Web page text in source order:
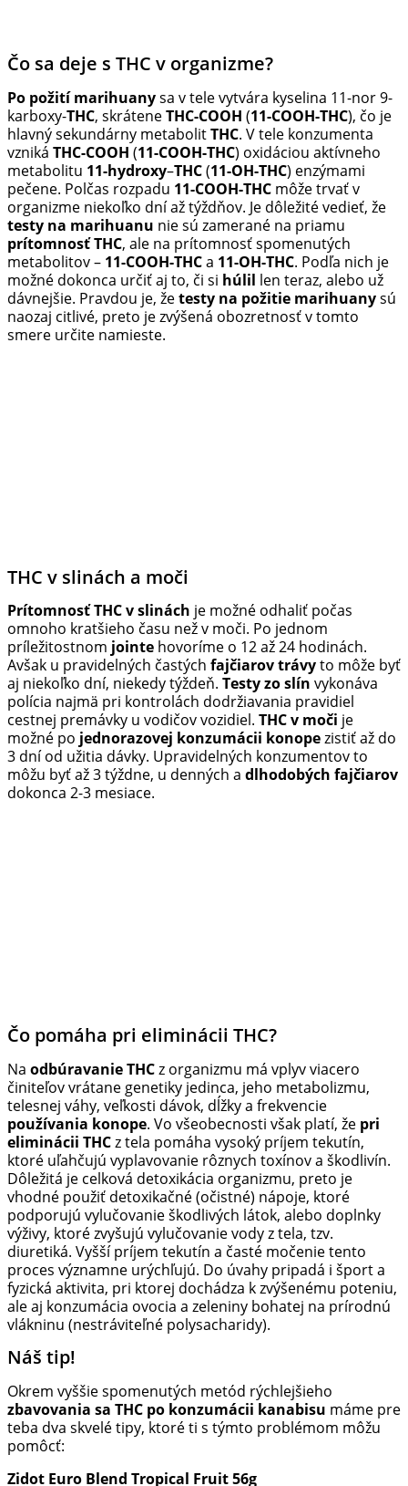
Čo sa deje s THC v organizme?
Po požití marihuanysa v tele vytvára kyselina 11-nor 9-
karboxy-THC, skráteneTHC-COOH (11-COOH-THC), čo je
hlavný sekundárny metabolitTHC. V tele konzumenta
vzniká THC-COOH (11-COOH-THC) oxidáciou aktívneho
metabolitu 11-hydroxy–THC(11-OH-THC) enzýmami
pečene. Polčas rozpadu 11-COOH-THC môže trvať v
organizme niekoľko dní až týždňov. Je dôležité vedieť, že
testy na marihuanu nie sú zamerané na priamu
prítomnosť THC, ale na prítomnosť spomenutých
metabolitov – 11-COOH-THCa 11-OH-THC. Podľa nich je
možné dokonca určiť aj to, či si húlil len teraz, alebo už
dávnejšie. Pravdou je, žetesty na požitie marihuanysú
naozaj citlivé, preto je zvýšená obozretnosť v tomto
smere určite namieste.
THC v slinách a moči
Prítomnosť THC v slinách je možné odhaliť počas
omnoho kratšieho času než v moči. Po jednom
príležitostnom jointe hovoríme o 12 až 24 hodinách.
Avšak u pravidelných častých fajčiarov trávyto môže byť
aj niekoľko dní, niekedy týždeň. Testy zo slín vykonáva
polícia najmä pri kontrolách dodržiavania pravidiel
cestnej premávky u vodičov vozidiel. THC v moči je
možné po jednorazovej konzumácii konopezistiť až do
3 dní od užitia dávky. Upravidelných konzumentov to
môžu byť až 3 týždne, u denných a dlhodobých fajčiarov
dokonca 2-3 mesiace.
Čo pomáha pri eliminácii THC?
Na odbúravanie THCz organizmu má vplyv viacero
činiteľov vrátane genetiky jedinca, jeho metabolizmu,
telesnej váhy, veľkosti dávok, dĺžky a frekvencie
používania konope. Vo všeobecnosti však platí, že pri
eliminácii THCz tela pomáha vysoký príjem tekutín,
ktoré uľahčujú vyplavovanie rôznych toxínov a škodlivín.
Dôležitá je celková detoxikácia organizmu, preto je
vhodné použiť detoxikačné (očistné) nápoje, ktoré
podporujú vylučovanie škodlivých látok, alebo doplnky
výživy, ktoré zvyšujú vylučovanie vody z tela, tzv.
diuretiká. Vyšší príjem tekutín a časté močenie tento
proces významne urýchľujú. Do úvahy pripadá i šport a
fyzická aktivita, pri ktorej dochádza k zvýšenému poteniu,
ale aj konzumácia ovocia a zeleniny bohatej na prírodnú
vlákninu (nestráviteľné polysacharidy).
Náš tip!
Okrem vyššie spomenutých metód rýchlejšieho
zbavovania sa THC po konzumácii kanabisu máme pre
teba dva skvelé tipy, ktoré ti s týmto problémom môžu
pomôcť:
Zidot Euro Blend Tropical Fruit 56g